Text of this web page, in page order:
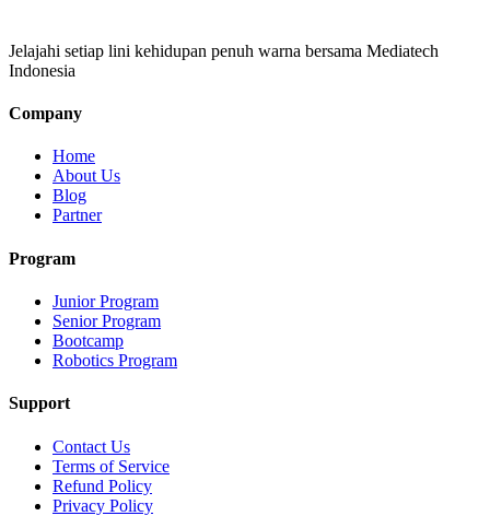
Jelajahi setiap lini kehidupan penuh warna bersama Mediatech
Indonesia
Company
Home
About Us
Blog
Partner
Program
Junior Program
Senior Program
Bootcamp
Robotics Program
Support
Contact Us
Terms of Service
Refund Policy
Privacy Policy